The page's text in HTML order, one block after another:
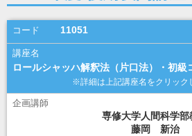
11051
ロールシャッハ解釈法（片口法）・初級
専修大学人間科学部
藤岡 新治